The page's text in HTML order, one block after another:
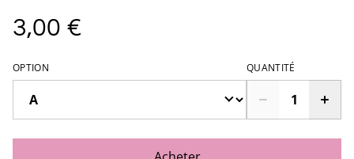
3,00 €
OPTION QUANTITÉ